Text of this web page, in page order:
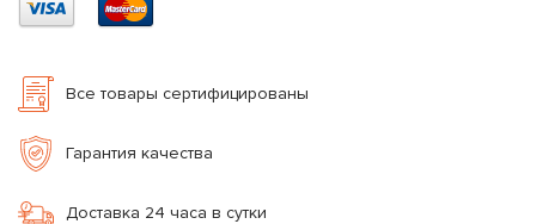
Все товары сертифицированы
Гарантия качества
Доставка 24 часа в сутки